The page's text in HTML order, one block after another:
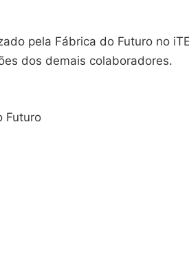
pela Fábrica do Futuro no
dos demais colaboradores.
Futuro